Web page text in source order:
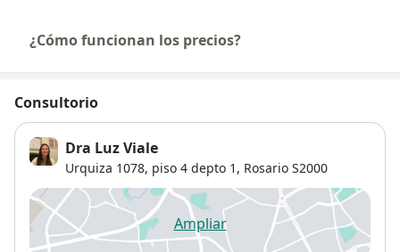
¿Cómo funcionan los precios?
Consultorio
Dra Luz Viale
Urquiza 1078, piso 4 depto 1, Rosario S2000
Ampliarse abre en una nueva